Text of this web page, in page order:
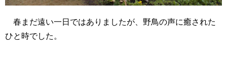
春まだ遠い一日ではありましたが、野鳥の声に癒された
ひと時でした。